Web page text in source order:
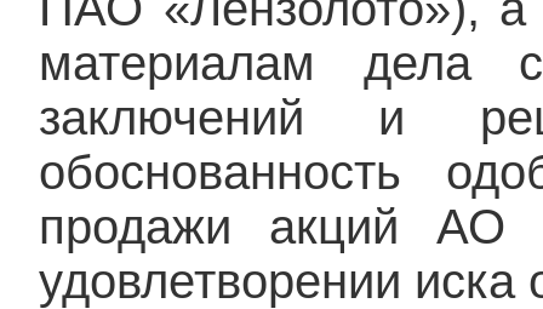
материалам дела
заключений и
обоснованность
продажи акций АО
удовлетворении иска